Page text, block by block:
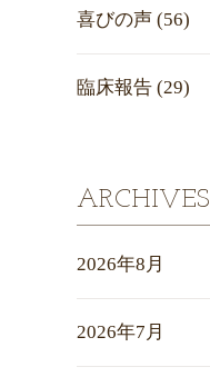
喜びの声 (56)
臨床報告 (29)
ARCHIVES
2026年8月
2026年7月